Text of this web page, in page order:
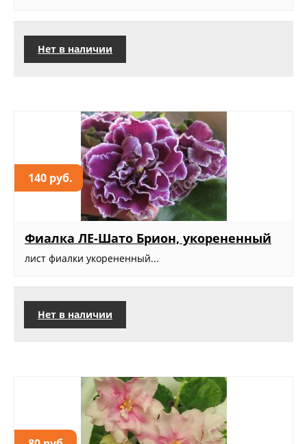
Нет в наличии
140 руб.
Фиалка ЛЕ-Шато Брион, укорененный
лист фиалки укорененный...
Нет в наличии